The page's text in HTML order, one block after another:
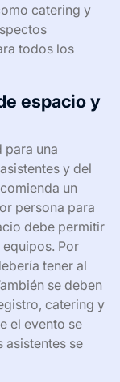
catering y
todos los
espacio y
para una
y del
un
persona para
debe permitir
Por
tener al
se deben
catering y
el evento se
asistentes se